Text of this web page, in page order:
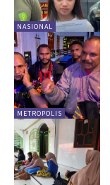
NASIONAL
METROPOLIS